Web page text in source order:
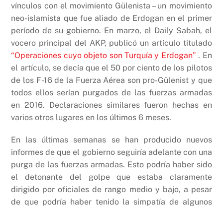
vínculos con el movimiento Gülenista – un movimiento
neo-islamista que fue aliado de Erdogan en el primer
período de su gobierno. En marzo, el Daily Sabah, el
vocero principal del AKP, publicó un artículo titulado
“Operaciones cuyo objeto son Turquía y Erdogan” . En
el artículo, se decía que el 50 por ciento de los pilotos
de los F-16 de la Fuerza Aérea son pro-Gülenist y que
todos ellos serían purgados de las fuerzas armadas
en 2016. Declaraciones similares fueron hechas en
varios otros lugares en los últimos 6 meses.
En las últimas semanas se han producido nuevos
informes de que el gobierno seguiría adelante con una
purga de las fuerzas armadas. Esto podría haber sido
el detonante del golpe que estaba claramente
dirigido por oficiales de rango medio y bajo, a pesar
de que podría haber tenido la simpatía de algunos